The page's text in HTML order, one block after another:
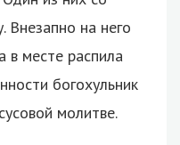
Внезапно на него
в месте распила
богохульник
молитве.